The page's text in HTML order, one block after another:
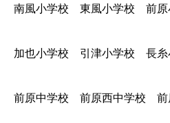
南風小学校 東風小学校 前原
加也小学校 引津小学校 長
前原中学校 前原西中学校 前